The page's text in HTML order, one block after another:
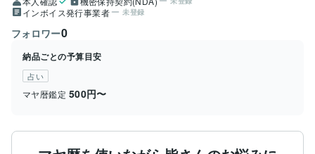
インボイス発行事業者 未登録
フォロワー0
納品ごとの予算目安
占い
マヤ暦鑑定 500円〜